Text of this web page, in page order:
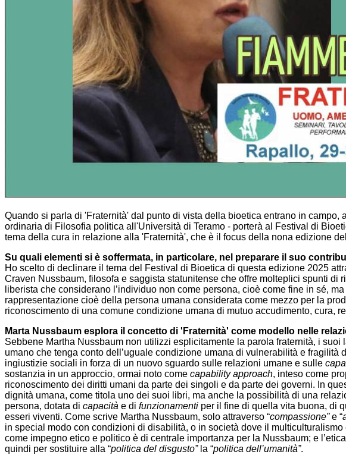
Quando si parla di 'Fraternità' dal punto di vista della bioetica entrano in
ordinaria di Filosofia politica all'Università di Teramo - porterà al Festival di
tema della cura in relazione alla 'Fraternità', che è il focus della nona edizione
Su quali elementi si è soffermata, in particolare, nel preparare il suo
Ho scelto di declinare il tema del Festival di Bioetica di questa edizione 2025
Craven Nussbaum, filosofa e saggista statunitense che offre molteplici spunti
liberista che considerano l’individuo non come persona, cioè come fine in sé,
rappresentazione cioè della persona umana considerata come mezzo per la
riconoscimento di una comune condizione umana di mutuo accudimento, cura,
Marta Nussbaum esplora il concetto di 'Fraternità' come modello nelle
Sebbene Martha Nussbaum non utilizzi esplicitamente la parola fraternità, i
umano che tenga conto dell’uguale condizione umana di vulnerabilità e
ingiustizie sociali in forza di un nuovo sguardo sulle relazioni umane e sulle
sostanzia in un approccio, ormai noto come capability approach, inteso come
riconoscimento dei diritti umani da parte dei singoli e da parte dei governi. In
dignità umana, come titola uno dei suoi libri, ma anche la possibilità di una
persona, dotata di capacità e di funzionamenti per il fine di quella vita buona, di
esseri viventi. Come scrive Martha Nussbaum, solo attraverso “compassione”e “
in special modo con condizioni di disabilità, o in società dove il
come impegno etico e politico è di centrale importanza per la Nussbaum; e
quindi per sostituire alla “politica del disgusto”la “politica dell’umanità”.